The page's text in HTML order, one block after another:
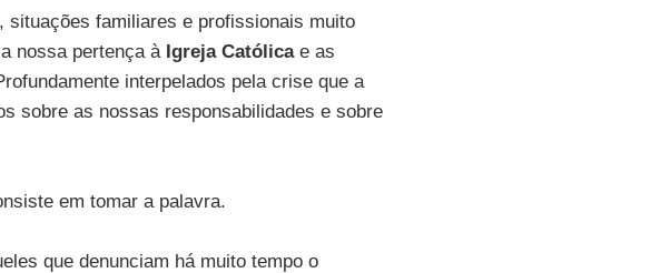
familiares e profissionais muito
nossa pertença à Igreja Católica e as
interpelados pela crise que a
sobre as nossas responsabilidades e sobre
em tomar a palavra.
que denunciam há muito tempo o